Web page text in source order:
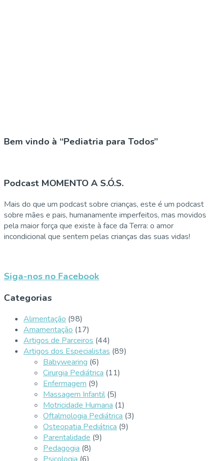
Bem vindo à “Pediatria para Todos”
Podcast MOMENTO A S.Ó.S.
Mais do que um podcast sobre crianças, este é um podcast
sobre mães e pais, humanamente imperfeitos, mas movidos
pela maior força que existe à face da Terra: o amor
incondicional que sentem pelas crianças das suas vidas!
Siga-nos no Facebook
Categorias
Alimentação (98)
Amamentação (17)
Artigos de Parceiros (44)
Artigos dos Especialistas (89)
Babywearing (6)
Cirurgia Pediátrica (11)
Enfermagem (9)
Massagem Infantil (5)
Motricidade Humana (1)
Oftalmologia Pediátrica (3)
Osteopatia Pediátrica (9)
Parentalidade (9)
Pedagogia (8)